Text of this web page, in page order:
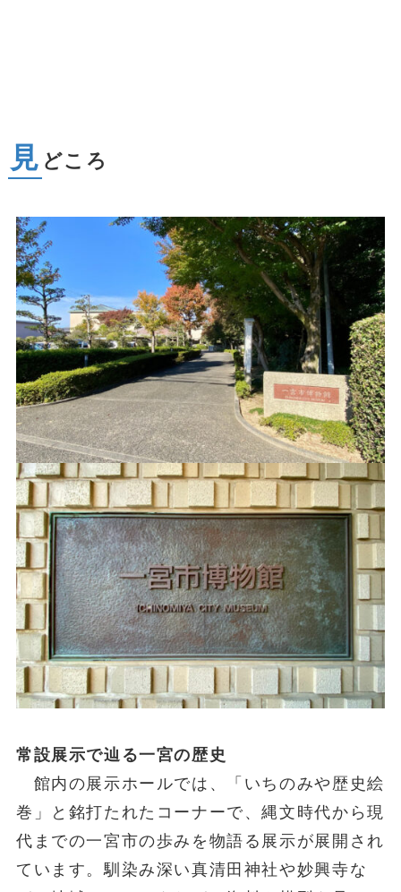
見 どころ
常設展示で辿る一宮の歴史
館内の展示ホールでは、「いちのみや歴史絵
巻」と銘打たれたコーナーで、縄文時代から現
代までの一宮市の歩みを物語る展示が展開され
ています。馴染み深い真清田神社や妙興寺な